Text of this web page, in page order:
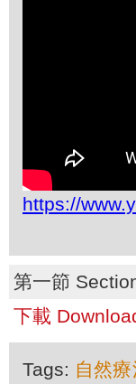
https://
第一節
下載
Tags: 自然